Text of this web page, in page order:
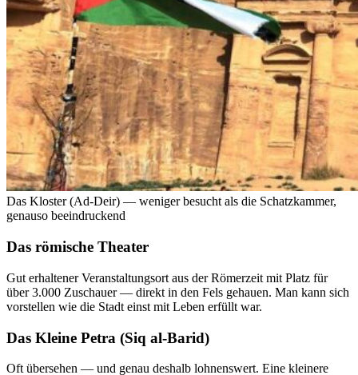
Das Kloster (Ad-Deir) — weniger besucht als die Schatzkammer,
genauso beeindruckend
Das römische Theater
Gut erhaltener Veranstaltungsort aus der Römerzeit mit Platz für
über 3.000 Zuschauer — direkt in den Fels gehauen. Man kann sich
vorstellen wie die Stadt einst mit Leben erfüllt war.
Das Kleine Petra (Siq al-Barid)
Oft übersehen — und genau deshalb lohnenswert. Eine kleinere